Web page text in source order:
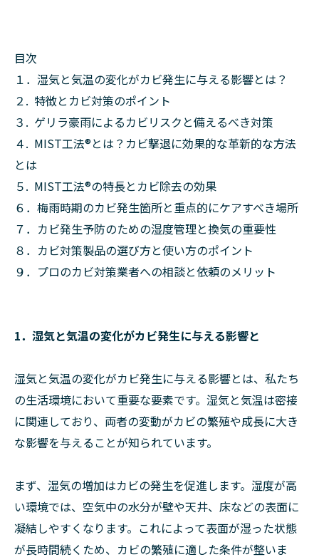
目次
１．湿気と気温の変化がカビ発生に与える影響とは？
２. 特徴とカビ対策のポイント
３. ゲリラ豪雨によるカビリスクと備えるべき対策
４. MIST工法®︎とは？カビ撃退に効果的な革新的な方法
とは
５. MIST工法®︎の特長とカビ除去の効果
６．梅雨時期のカビ発生箇所と重点的にケアすべき場所
７．カビ発生予防のための湿度管理と換気の重要性
８．カビ対策製品の選び方と使い方のポイント
９．プロのカビ対策業者への相談と依頼のメリット
1．湿気と気温の変化がカビ発生に与える影響と
湿気と気温の変化がカビ発生に与える影響とは、私たち
の生活環境において重要な要素です。湿気と気温は密接
に関連しており、両者の変動がカビの繁殖や成長に大き
な影響を与えることが知られています。
まず、湿気の増加はカビの発生を促進します。湿度が高
い環境では、空気中の水分が壁や天井、床などの表面に
凝結しやすくなります。これによって表面が湿った状態
が長時間続くため、カビの繁殖に適した条件が整いま